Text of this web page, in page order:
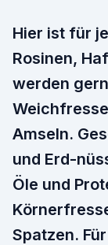
Hier ist für
Rosinen,
werden
Amseln.
und Erd-
Öle und
Spatzen.